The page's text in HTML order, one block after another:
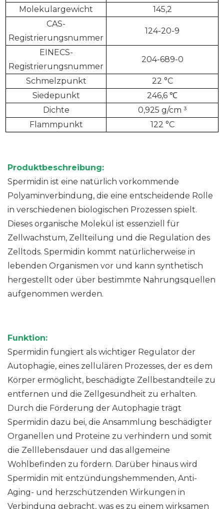
Molekulargewicht
145,2
CAS-
Registrierungsnummer
124-20-9
EINECS-
Registrierungsnummer
204-689-0
Schmelzpunkt
22 °C
Siedepunkt
246,6 ℃
Dichte
0,925 g/cm ³
Flammpunkt
122 °C
Produktbeschreibung:
Spermidin ist eine natürlich vorkommende
Polyaminverbindung, die eine entscheidende Rolle
in verschiedenen biologischen Prozessen spielt.
Dieses organische Molekül ist essenziell für
Zellwachstum, Zellteilung und die Regulation des
Zelltods. Spermidin kommt natürlicherweise in
lebenden Organismen vor und kann synthetisch
hergestellt oder über bestimmte Nahrungsquellen
aufgenommen werden.
Funktion:
Spermidin fungiert als wichtiger Regulator der
Autophagie, eines zellulären Prozesses, der es dem
Körper ermöglicht, beschädigte Zellbestandteile zu
entfernen und die Zellgesundheit zu erhalten.
Durch die Förderung der Autophagie trägt
Spermidin dazu bei, die Ansammlung beschädigter
Organellen und Proteine zu verhindern und somit
die Zelllebensdauer und das allgemeine
Wohlbefinden zu fördern. Darüber hinaus wird
Spermidin mit entzündungshemmenden, Anti-
Aging- und herzschützenden Wirkungen in
Verbindung gebracht, was es zu einem wirksamen